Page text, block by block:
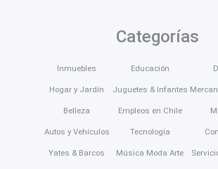
Categorías
Inmuebles
Hogar y Jardín
Belleza
Autos y Vehículos
Yates & Barcos
Educación
Juguetes & Infantes
Empleos en Chile
Tecnología
Música Moda Arte